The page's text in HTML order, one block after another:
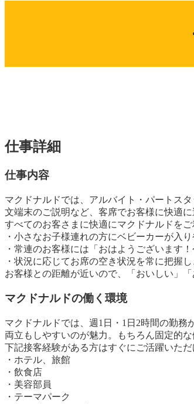
仕事詳細
仕事内容
マクドナルドでは、アルバイト・パートス
文端末のご説明など、客席でお客様に快適
すべてのお客さまに快適にマクドナルドを
・小さなお子様連れの方にベビーカーが入
・常連のお客様には「おはようございます
・状況に応じてお席の空き状況を常に把握
お客様との距離が近いので、「おいしい」
マクドナルドの働く環境
マクドナルドでは、週1日・1日2時間の勤
両立もしやすいのが魅力。もちろん固定的
下記接客経験がある方はすぐにご活躍いただ
・ホテル、旅館
・飲食店
・美容部員
・テーマパーク